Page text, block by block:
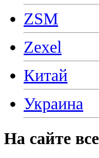
ZSM
Zexel
Китай
Украина
На сайте